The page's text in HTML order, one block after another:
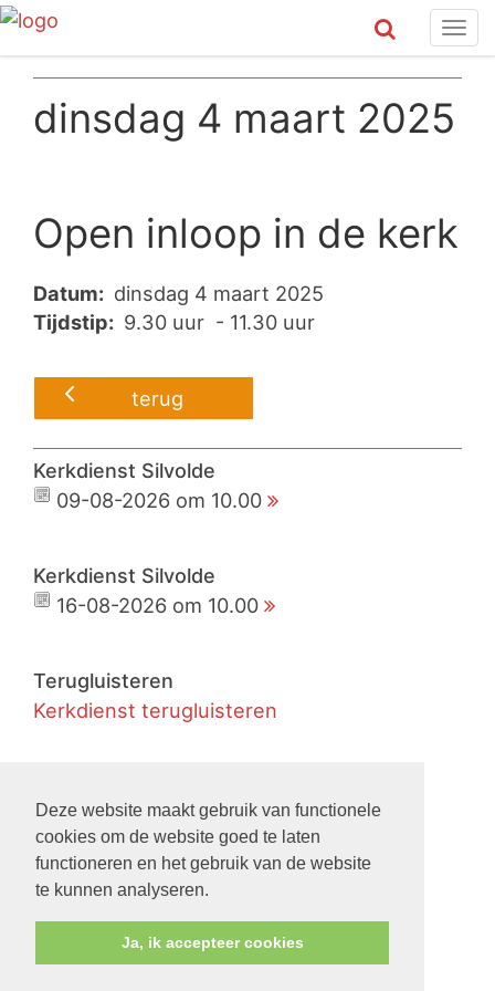
Deze website maakt gebruik van functionele
cookies om de website goed te laten
functioneren en het gebruik van de website
te kunnen analyseren.
Ja, ik accepteer cookies
dinsdag 4 maart 2025
Open inloop in de kerk
Datum: dinsdag 4 maart 2025
Tijdstip: 9.30 uur - 11.30 uur
terug
Kerkdienst Silvolde
09-08-2026 om 10.00
Kerkdienst Silvolde
16-08-2026 om 10.00
Terugluisteren
Kerkdienst terugluisteren
Kerkdienst live meekijken
Nieuws